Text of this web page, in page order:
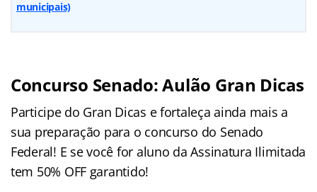
municipais)
Concurso Senado: Aulão Gran Dicas
Participe do Gran Dicas e fortaleça ainda mais a
sua preparação para o concurso do Senado
Federal! E se você for aluno da Assinatura Ilimitada
tem 50% OFF garantido!